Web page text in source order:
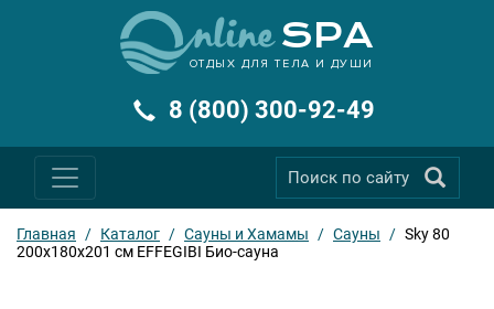
ОТДЫХ ДЛЯ ТЕЛА И ДУШИ
8 (800) 300-92-49
Главная / Каталог / Сауны и Хамамы / Сауны / Sky 80
200x180x201 см EFFEGIBI Био-сауна